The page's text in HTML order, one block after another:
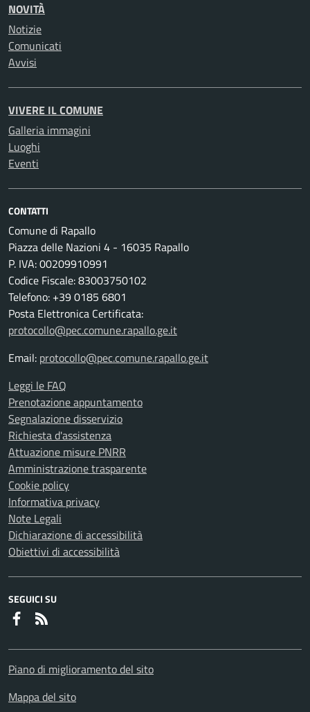
NOVITÀ
Notizie
Comunicati
Avvisi
VIVERE IL COMUNE
Galleria immagini
Luoghi
Eventi
CONTATTI
Comune di Rapallo
Piazza delle Nazioni 4 - 16035 Rapallo
P. IVA: 00209910991
Codice Fiscale: 83003750102
Telefono: +39 0185 6801
Posta Elettronica Certificata:
protocollo@pec.comune.rapallo.ge.it
Email: protocollo@pec.comune.rapallo.ge.it
Leggi le FAQ
Prenotazione appuntamento
Segnalazione disservizio
Richiesta d'assistenza
Attuazione misure PNRR
Amministrazione trasparente
Cookie policy
Informativa privacy
Note Legali
Dichiarazione di accessibilità
Obiettivi di accessibilità
SEGUICI SU
Faceboook
Piano di miglioramento del sito
Mappa del sito